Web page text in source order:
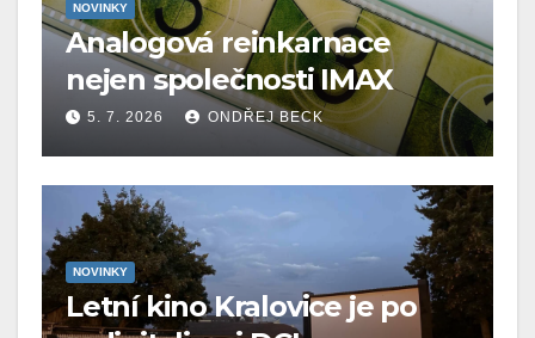
NOVINKY
Analogová reinkarnace
nejen společnosti IMAX
5. 7. 2026 ONDŘEJ BECK
NOVINKY
Letní kino Kralovice je po